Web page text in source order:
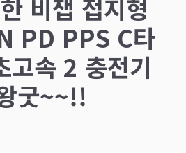
비잽 접지형
PD PPS C타
고속 2 충전기
굿~~!!